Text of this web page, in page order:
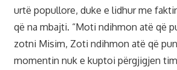
urtë popullore, duke e lidhur me
që na mbajti. “Moti ndihmon atë që
zotni Misim, Zoti ndihmon atë që
momentin nuk e kuptoi përgjigjen